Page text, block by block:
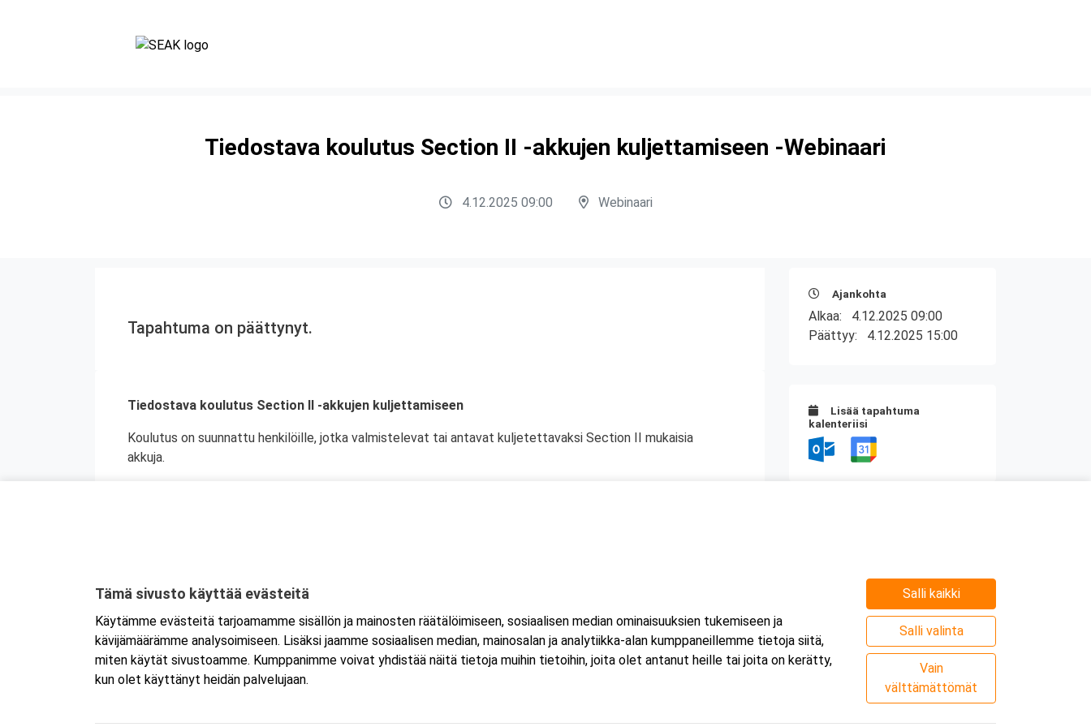
Tiedostava koulutus Section II -akkujen kuljettamiseen -Webinaari
4.12.2025 09:00 Webinaari
Tapahtuma on päättynyt.
Tiedostava koulutus Section II -akkujen kuljettamiseen
Koulutus on suunnattu henkilöille, jotka valmistelevat tai antavat kuljetettavaksi Section II mukaisia
akkuja.
Ajankohta
Alkaa: 4.12.2025 09:00
Päättyy: 4.12.2025 15:00
Lisää tapahtuma
kalenteriisi
Suomen Ensiapukoulutus Oy / Valimotie 21 / 00380 Helsinki
010 5251 260 /kurssille@suomenensiapukoulutus.fi
Tämä sivusto käyttää evästeitä
Käytämme evästeitä tarjoamamme sisällön ja mainosten räätälöimiseen, sosiaalisen median ominaisuuksien tukemiseen ja
kävijämäärämme analysoimiseen. Lisäksi jaamme sosiaalisen median, mainosalan ja analytiikka-alan kumppaneillemme tietoja siitä,
miten käytät sivustoamme. Kumppanimme voivat yhdistää näitä tietoja muihin tietoihin, joita olet antanut heille tai joita on kerätty,
kun olet käyttänyt heidän palvelujaan.
Salli kaikki
Salli valinta
Vain
välttämättömät